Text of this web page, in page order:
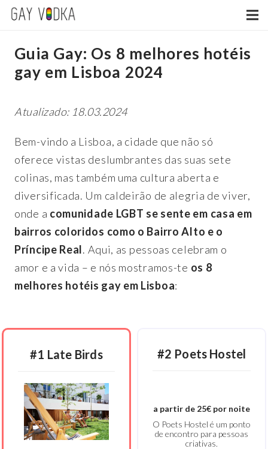
Guia Gay: Os 8 melhores hotéis
gay em Lisboa 2024
Atualizado: 18.03.2024
Bem-vindo a Lisboa, a cidade que não só
oferece vistas deslumbrantes das suas sete
colinas, mas também uma cultura aberta e
diversificada. Um caldeirão de alegria de viver,
onde a comunidade LGBT se sente em casa em
bairros coloridos como o Bairro Alto e o
Príncipe Real. Aqui, as pessoas celebram o
amor e a vida – e nós mostramos-te os 8
melhores hotéis gay em Lisboa:
#1 Late Birds #2 Poets Hostel
a partir de 25€ por noite
O Poets Hostel é um ponto
de encontro para pessoas
criativas.